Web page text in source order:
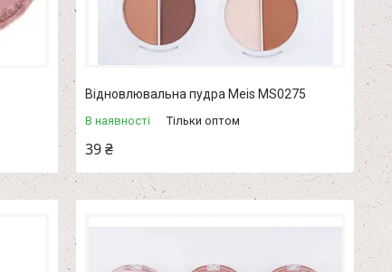
Відновлювальна пудра Meis MS0275
В наявності Тільки оптом
39 ₴